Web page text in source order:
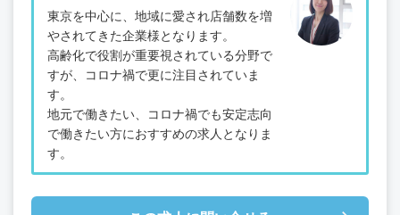
東京を中心に、地域に愛され店舗数を増
やされてきた企業様となります。
高齢化で役割が重要視されている分野で
すが、コロナ禍で更に注目されていま
す。
地元で働きたい、コロナ禍でも安定志向
で働きたい方におすすめの求人となりま
す。